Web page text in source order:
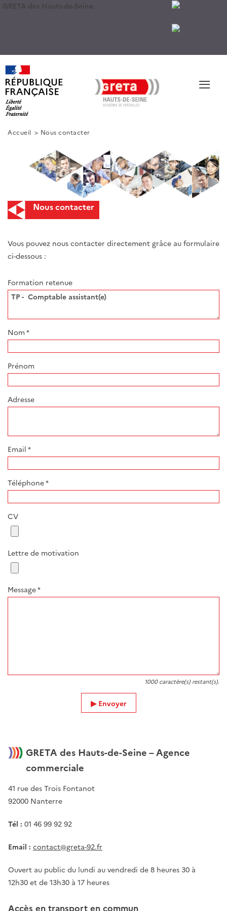
GRETA des Hauts-de-Seine
≡
Accueil Nous contacter
Nous contacter
Vous pouvez nous contacter directement grâce au formulaire
ci-dessous :
Formation retenue
Nom *
Prénom
Adresse
Email *
Téléphone*
CV
Lettre de motivation
Message*
1000caractère(s) restant(s).
Envoyer
GRETA des Hauts-de-Seine – Agence
commerciale
41 rue des Trois Fontanot
92000 Nanterre
Tél : 01 46 99 92 92
Email : contact@greta-92.fr
Ouvert au public du lundi au vendredi de 8 heures 30 à
12h30 et de 13h30 à 17 heures
Accès en transport en commun